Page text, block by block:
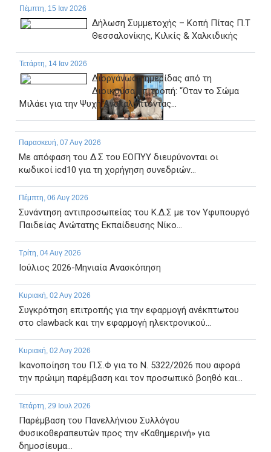
Πέμπτη, 15 Ιαν 2026
Δήλωση Συμμετοχής – Κοπή Πίτας Π.Τ
Θεσσαλονίκης, Κιλκίς & Χαλκιδικής
Τετάρτη, 14 Ιαν 2026
Διοργάνωση ημερίδας από τη
Διοικούσα Επιτροπή: "Όταν το Σώμα
Μιλάει για την Ψυχή Ανακαλύπτοντας...
Παρασκευή, 07 Αυγ 2026
Με απόφαση του Δ.Σ του ΕΟΠΥΥ διευρύνονται οι
κωδικοί icd10 για τη χορήγηση συνεδριών...
Πέμπτη, 06 Αυγ 2026
Συνάντηση αντιπροσωπείας του Κ.Δ.Σ με τον Υφυπουργό
Παιδείας Ανώτατης Εκπαίδευσης Νίκο...
Τρίτη, 04 Αυγ 2026
Ιούλιος 2026-Μηνιαία Ανασκόπηση
Κυριακή, 02 Αυγ 2026
Συγκρότηση επιτροπής για την εφαρμογή ανέκπτωτου
στο clawback και την εφαρμογή ηλεκτρονικού...
Κυριακή, 02 Αυγ 2026
Ικανοποίηση του Π.Σ.Φ για το Ν. 5322/2026 που αφορά
την πρώιμη παρέμβαση και τον προσωπικό βοηθό και...
Τετάρτη, 29 Ιουλ 2026
Παρέμβαση του Πανελλήνιου Συλλόγου
Φυσικοθεραπευτών προς την «Καθημερινή» για
δημοσίευμα...